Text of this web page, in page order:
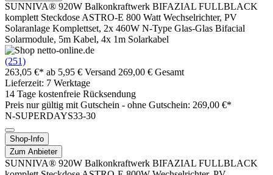
SUNNIVA® 920W Balkonkraftwerk BIFAZIAL FULLBLACK
komplett Steckdose ASTRO-E 800 Watt Wechselrichter, PV
Solaranlage Komplettset, 2x 460W N-Type Glas-Glas Bifacial
Solarmodule, 5m Kabel, 4x 1m Solarkabel
(251)
263,05 €* ab 5,95 € Versand 269,00 € Gesamt
Lieferzeit: 7 Werktage
14 Tage kostenfreie Rücksendung
Preis nur gültig mit Gutschein - ohne Gutschein: 269,00 €*
N-SUPERDAYS33-30
Shop-Info
Zum Anbieter
SUNNIVA® 920W Balkonkraftwerk BIFAZIAL FULLBLACK